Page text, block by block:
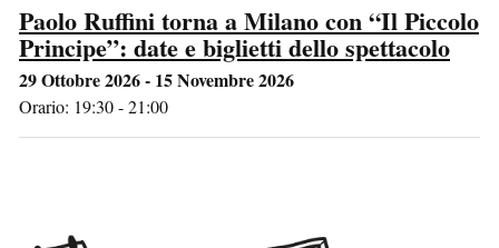
Paolo Ruffini torna a Milano con “Il Piccolo
Principe”: date e biglietti dello spettacolo
29 Ottobre 2026 - 15 Novembre 2026
Orario: 19:30 - 21:00